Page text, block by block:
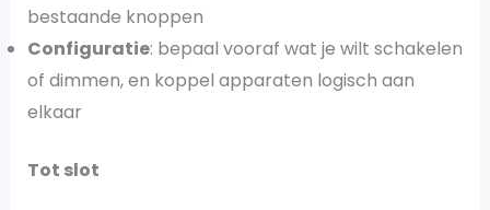
bestaande knoppen
Configuratie: bepaal vooraf wat je wilt schakelen
of dimmen, en koppel apparaten logisch aan
elkaar
Tot slot